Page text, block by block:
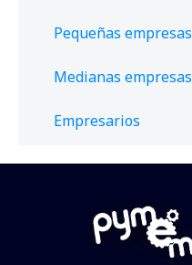
Pequeñas empresas
Medianas empresas
Empresarios